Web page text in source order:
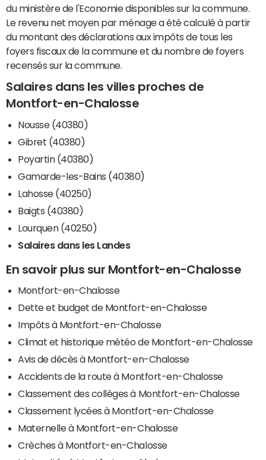
du ministère de l'Economie disponibles sur la commune.
Le revenu net moyen par ménage a été calculé à partir
du montant des déclarations aux impôts de tous les
foyers fiscaux de la commune et du nombre de foyers
recensés sur la commune.
Salaires dans les villes proches de
Montfort-en-Chalosse
Nousse (40380)
Gibret (40380)
Poyartin (40380)
Gamarde-les-Bains (40380)
Lahosse (40250)
Baigts (40380)
Lourquen (40250)
Salaires dans les Landes
En savoir plus sur Montfort-en-Chalosse
Montfort-en-Chalosse
Dette et budget de Montfort-en-Chalosse
Impôts à Montfort-en-Chalosse
Climat et historique météo de Montfort-en-Chalosse
Avis de décès à Montfort-en-Chalosse
Accidents de la route à Montfort-en-Chalosse
Classement des collèges à Montfort-en-Chalosse
Classement lycées à Montfort-en-Chalosse
Maternelle à Montfort-en-Chalosse
Crèches à Montfort-en-Chalosse